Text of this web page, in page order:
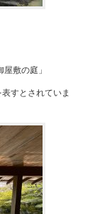
敷の庭」
すとされていま